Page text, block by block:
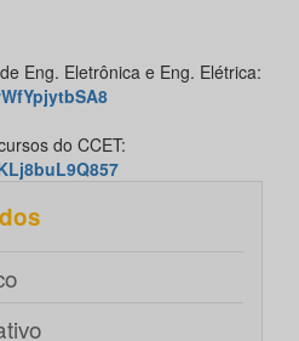
Eng. Eletrônica e Eng. Elétrica:
do CCET: